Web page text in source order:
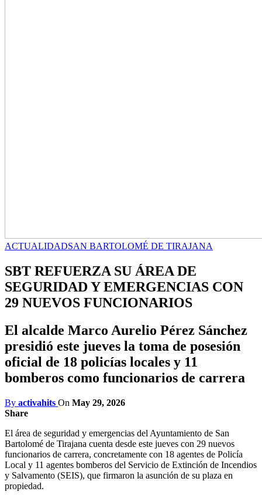
ACTUALIDADSAN BARTOLOMÉ DE TIRAJANA
SBT REFUERZA SU ÁREA DE
SEGURIDAD Y EMERGENCIAS CON
29 NUEVOS FUNCIONARIOS
El alcalde Marco Aurelio Pérez Sánchez
presidió este jueves la toma de posesión
oficial de 18 policías locales y 11
bomberos como funcionarios de carrera
By activahits On May 29, 2026
Share
El área de seguridad y emergencias del Ayuntamiento de San
Bartolomé de Tirajana cuenta desde este jueves con 29 nuevos
funcionarios de carrera, concretamente con 18 agentes de Policía
Local y 11 agentes bomberos del Servicio de Extinción de Incendios
y Salvamento (SEIS), que firmaron la asunción de su plaza en
propiedad.